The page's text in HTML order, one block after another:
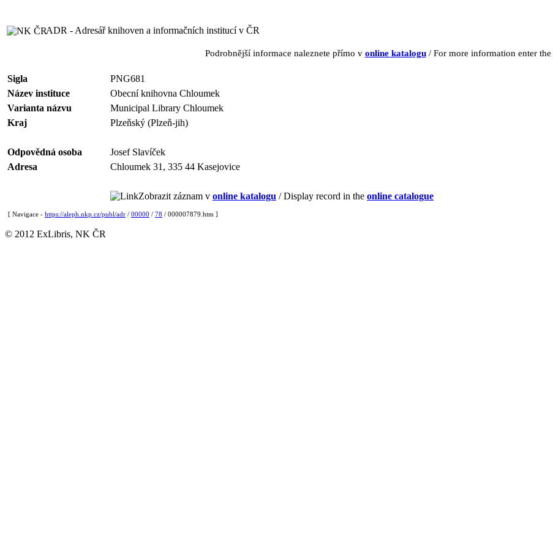
ADR - Adresář knihoven a informačních institucí v ČR
Podrobnější informace naleznete přímo v online katalogu/ For more information enter the
Sigla
PNG681
Název instituce
Obecní knihovna Chloumek
Varianta názvu
Municipal Library Chloumek
Kraj
Plzeňský (Plzeň-jih)
Odpovědná osoba
Josef Slavíček
Adresa
Chloumek 31, 335 44 Kasejovice
Zobrazit záznam v online katalogu / Display record in the online catalogue
[ Navigace - https://aleph.nkp.cz/publ/adr / 00000 / 78 / 000007879.htm ]
© 2012 ExLibris, NK ČR